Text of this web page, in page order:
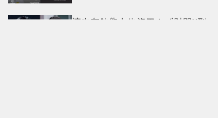
這次有鈔能力也沒用！《財閥X刑